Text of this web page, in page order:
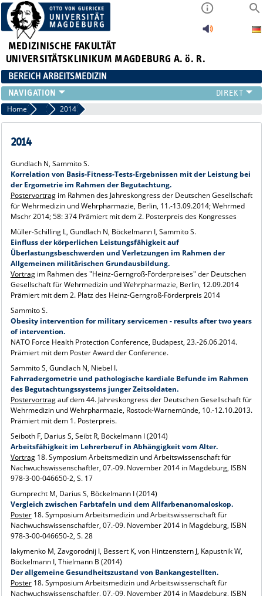
MEDIZINISCHE FAKULTÄT
UNIVERSITÄTSKLINIKUM MAGDEBURG A. ö. R.
BEREICH ARBEITSMEDIZIN
INSTITUT
TEAM
ARBEITSGRUPPEN
LEHRE
FORSCHUNG
PUBLIKATIONEN
AKTUELLES
Home Vorträge und Poster
2014
2014
Gundlach N, Sammito S.
Korrelation von Basis-Fitness-Tests-Ergebnissen mit der Leistung bei
der Ergometrie im Rahmen der Begutachtung.
Postervortragim Rahmen des Jahreskongress der Deutschen Gesellschaft
für Wehrmedizin und Wehrpharmazie, Berlin, 11.-13.09.2014; Wehrmed
Mschr 2014; 58: 374 Prämiert mit dem 2. Posterpreis des Kongresses
Müller-Schilling L, Gundlach N, Böckelmann I, Sammito S.
Einfluss der körperlichen Leistungsfähigkeit auf
Überlastungsbeschwerden und Verletzungen im Rahmen der
Allgemeinen militärischen Grundausbildung.
Vortragim Rahmen des "Heinz-Gerngroß-Förderpreises" der Deutschen
Gesellschaft für Wehrmedizin und Wehrpharmazie, Berlin, 12.09.2014
Prämiert mit dem 2. Platz des Heinz-Gerngroß-Förderpreis 2014
Sammito S.
Obesity intervention for military servicemen - results after two years
of intervention.
NATO Force Health Protection Conference, Budapest, 23.-26.06.2014.
Prämiert mit dem Poster Award der Conference.
Sammito S, Gundlach N, Niebel I.
Fahrradergometrie und pathologische kardiale Befunde im Rahmen
des Begutachtungssystems junger Zeitsoldaten.
Postervortragauf dem 44. Jahreskongress der Deutschen Gesellschaft für
Wehrmedizin und Wehrpharmazie, Rostock-Warnemünde, 10.-12.10.2013.
Prämiert mit dem 1. Posterpreis.
Seiboth F, Darius S, Seibt R, Böckelmann I (2014)
Arbeitsfähigkeit im Lehrerberuf in Abhängigkeit vom Alter.
Vortrag18. Symposium Arbeitsmedizin und Arbeitswissenschaft für
Nachwuchswissenschaftler, 07.-09. November 2014 in Magdeburg, ISBN
978-3-00-046650-2, S. 17
Gumprecht M, Darius S, Böckelmann I (2014)
Vergleich zwischen Farbtafeln und dem Allfarbenanomaloskop.
Poster18. Symposium Arbeitsmedizin und Arbeitswissenschaft für
Nachwuchswissenschaftler, 07.-09. November 2014 in Magdeburg, ISBN
978-3-00-046650-2, S. 28
Iakymenko M, Zavgorodnij I, Bessert K, von Hintzenstern J, Kapustnik W,
Böckelmann I, Thielmann B (2014)
Der allgemeine Gesundheitszustand von Bankangestellten.
Poster18. Symposium Arbeitsmedizin und Arbeitswissenschaft für
Nachwuchswissenschaftler, 07.-09. November 2014 in Magdeburg, ISBN